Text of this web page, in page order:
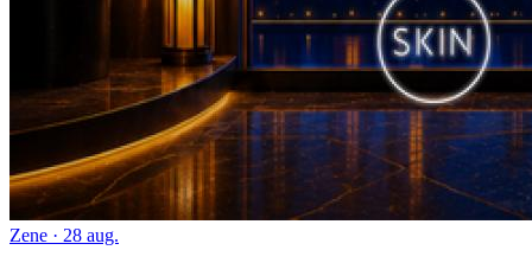
Zene · 28 aug.